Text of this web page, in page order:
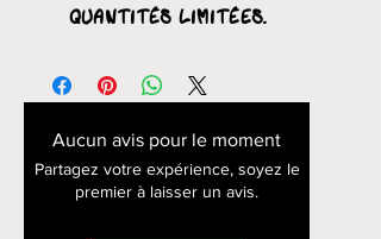
quantités limitées.
Aucun avis pour le moment
Partagez votre expérience, soyez le
premier à laisser un avis.